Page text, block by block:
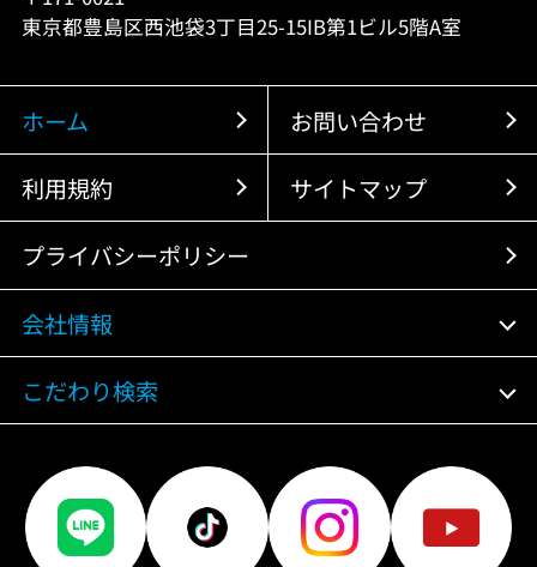
東京都豊島区西池袋3丁目25-15IB第1ビル5階A室
ホーム お問い合わせ
利用規約 サイトマップ
プライバシーポリシー
会社情報
こだわり検索